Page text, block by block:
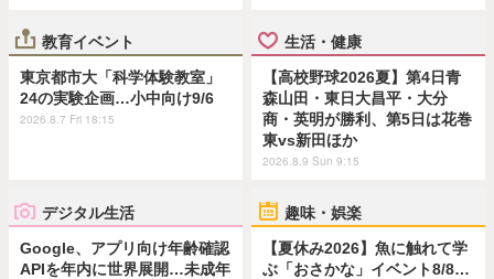
教育イベント
東京都市大「科学体験教室」
24の実験企画…小中向け9/6
2026.8.7 Fri 18:15
生活・健康
【高校野球2026夏】第4日青
森山田・東日大昌平・大分
商・英明が勝利、第5日は花巻
東vs新田ほか
2026.8.9 Sun 9:15
デジタル生活
Google、アプリ向け年齢確認
APIを年内に世界展開…未成年
趣味・娯楽
【夏休み2026】魚に触れて学
ぶ「おさかな」イベント8/8…